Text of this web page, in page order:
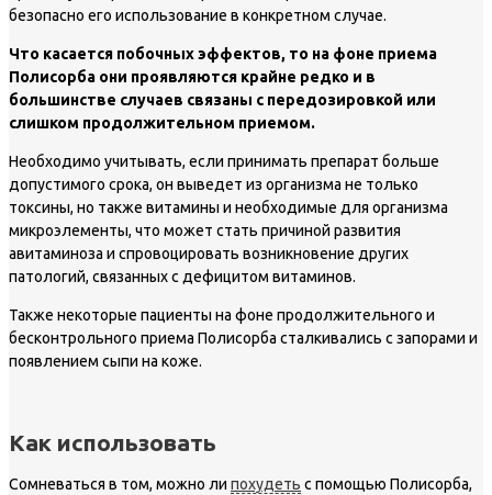
безопасно его использование в конкретном случае.
Что касается побочных эффектов, то на фоне приема
Полисорба они проявляются крайне редко и в
большинстве случаев связаны с передозировкой или
слишком продолжительном приемом.
Необходимо учитывать, если принимать препарат больше
допустимого срока, он выведет из организма не только
токсины, но также витамины и необходимые для организма
микроэлементы, что может стать причиной развития
авитаминоза и спровоцировать возникновение других
патологий, связанных с дефицитом витаминов.
Также некоторые пациенты на фоне продолжительного и
бесконтрольного приема Полисорба сталкивались с запорами и
появлением сыпи на коже.
Как использовать
Сомневаться в том, можно ли похудеть с помощью Полисорба,